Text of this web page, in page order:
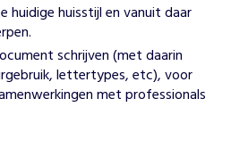
huidige huisstijl en vanuit daar
schrijven (met daarin
lettertypes, etc), voor
met professionals